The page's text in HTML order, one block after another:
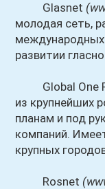
Glasnet
молодая сеть,
международных
развитии
Global One
из крупнейших
планам и под
компаний.
крупных
Rosnet